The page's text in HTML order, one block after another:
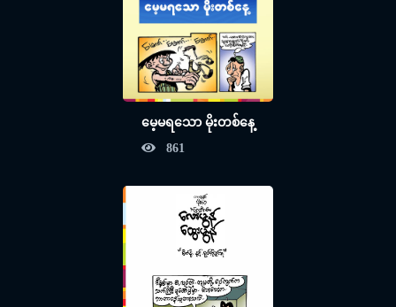
မေ့မရသော မိုးတစ်နေ့
861